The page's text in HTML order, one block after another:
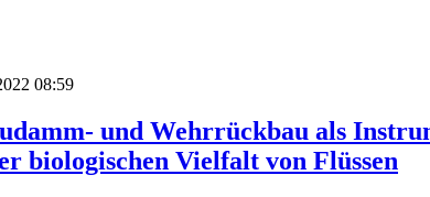
08:59
und Wehrrückbau als
biologischen Vielfalt von Flüssen